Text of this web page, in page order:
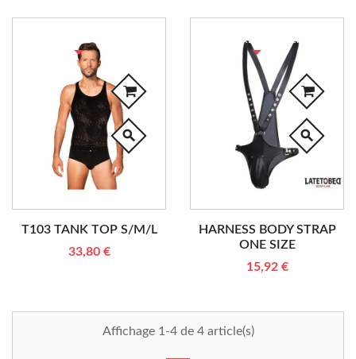
search
T103 TANK TOP S/M/L
33,80 €
search
HARNESS BODY STRAP
ONE SIZE
15,92 €
RUPTURE DE STOCK
Affichage 1-4 de 4 article(s)